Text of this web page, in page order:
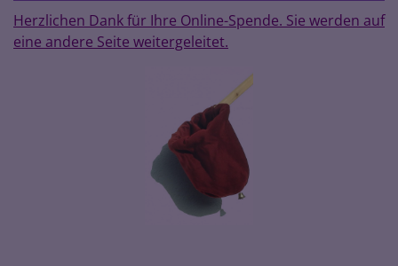
Herzlichen Dank für Ihre Online-Spende. Sie werden auf
eine andere Seite weitergeleitet.